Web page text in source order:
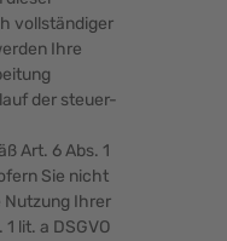
vollständiger
Ihre
der steuer-
Art. 6 Abs. 1
Sie nicht
Ihrer
lit. a DSGVO